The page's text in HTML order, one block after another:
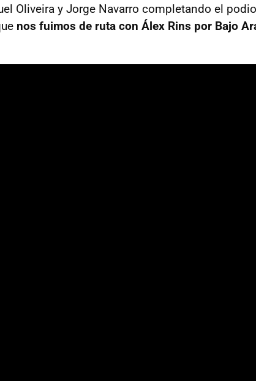
Oliveira y Jorge Navarro completando el
nos fuimos de ruta con Álex Rins por Bajo